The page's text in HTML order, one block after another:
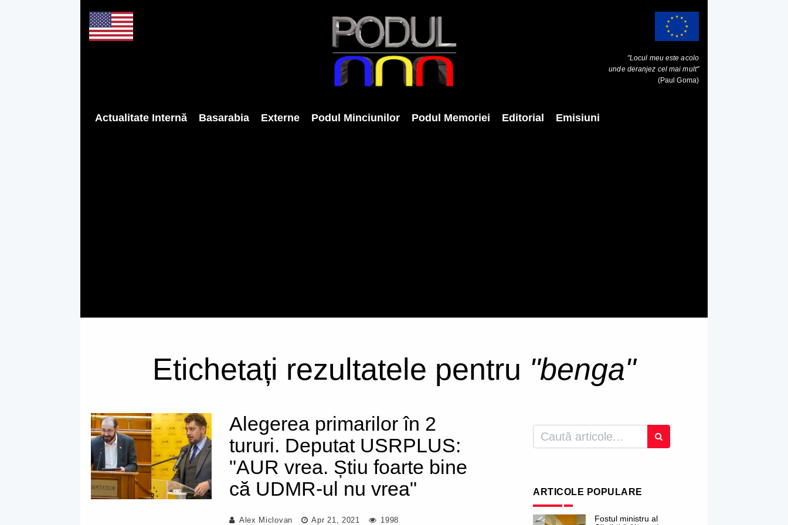
"Locul meu este acolo
unde deranjez cel mai mult"
(Paul Goma)
Actualitate Internă Basarabia Externe Podul Minciunilor Podul Memoriei Editorial Emisiuni
Etichetați rezultatele pentru "benga"
Alegerea primarilor în 2
tururi. Deputat USRPLUS:
"AUR vrea. Știu foarte bine
că UDMR-ul nu vrea"
Alex Miclovan Apr 21, 2021 1998
ARTICOLE POPULARE
Fostul ministru al